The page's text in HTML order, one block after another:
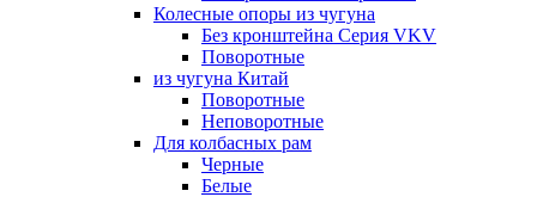
Колесные опоры из чугуна
Без кронштейна Серия VKV
Поворотные
из чугуна Китай
Поворотные
Неповоротные
Для колбасных рам
Черные
Белые